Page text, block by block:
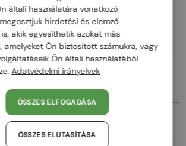
TITANIUM -
Dita—Napszemüvegek
MACH SIX//TITANIUM DTS121 - 01 -
62
48/72
általi használatára vonatkozó
hirdetési és elemző
akik egyesíthetik azokat más
amelyeket Ön biztosított számukra, vagy
Ön általi használatából
Adatvédelmi irányelvek
ÖSSZES ELFOGADÁSA
ÖSSZES ELUTASÍTÁSA